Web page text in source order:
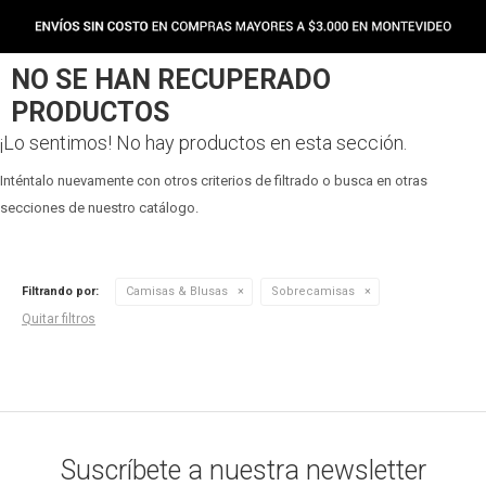
NO SE HAN RECUPERADO
PRODUCTOS
¡Lo sentimos! No hay productos en esta sección.
Inténtalo nuevamente con otros criterios de filtrado o busca en otras
secciones de nuestro catálogo.
Filtrando por: Camisas & Blusas Sobrecamisas
Quitar filtros
Suscríbete a nuestra newsletter